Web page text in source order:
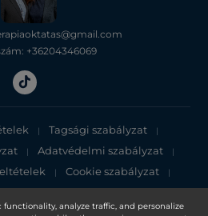
functionality, analyze traffic, and personalize
+36204346069
| Tagsági szabályzat |
| Adatvédelmi szabályzat |
| Cookie szabályzat |
tájékoztató